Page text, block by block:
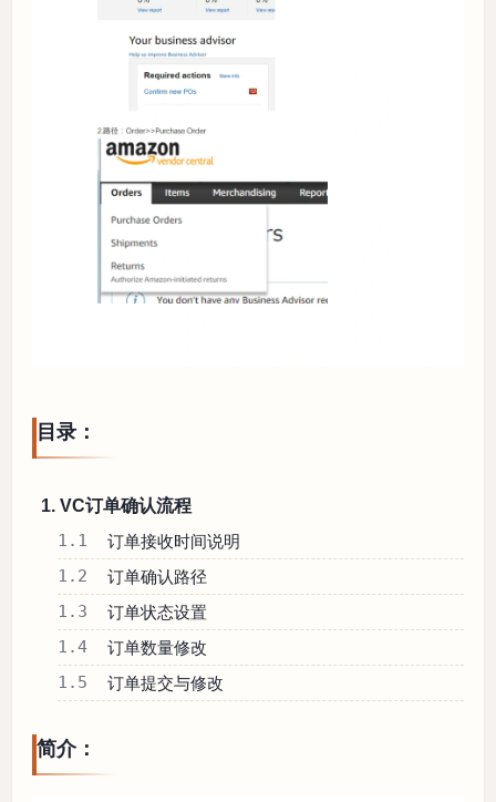
目录：
1. VC订单确认流程
1.1 订单接收时间说明
1.2 订单确认路径
1.3 订单状态设置
1.4 订单数量修改
1.5 订单提交与修改
简介：